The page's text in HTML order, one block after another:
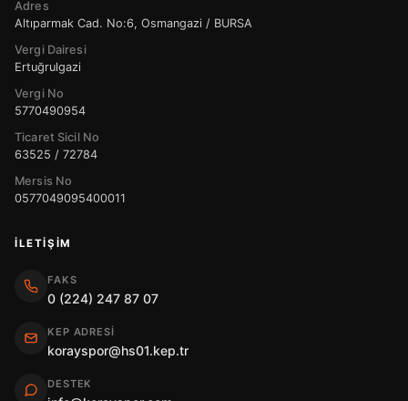
Adres
Altıparmak Cad. No:6, Osmangazi / BURSA
Vergi Dairesi
Ertuğrulgazi
Vergi No
5770490954
Ticaret Sicil No
63525 / 72784
Mersis No
0577049095400011
İLETIŞIM
FAKS
0 (224) 247 87 07
KEP ADRESI
korayspor@hs01.kep.tr
DESTEK